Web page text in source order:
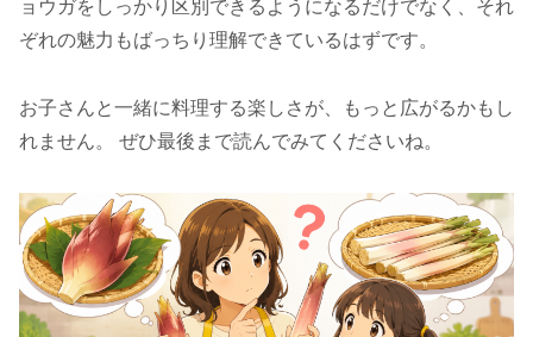
ョウガをしっかり区別できるようになるだけでなく、それ
ぞれの魅力もばっちり理解できているはずです。
お子さんと一緒に料理する楽しさが、もっと広がるかもし
れません。 ぜひ最後まで読んでみてくださいね。